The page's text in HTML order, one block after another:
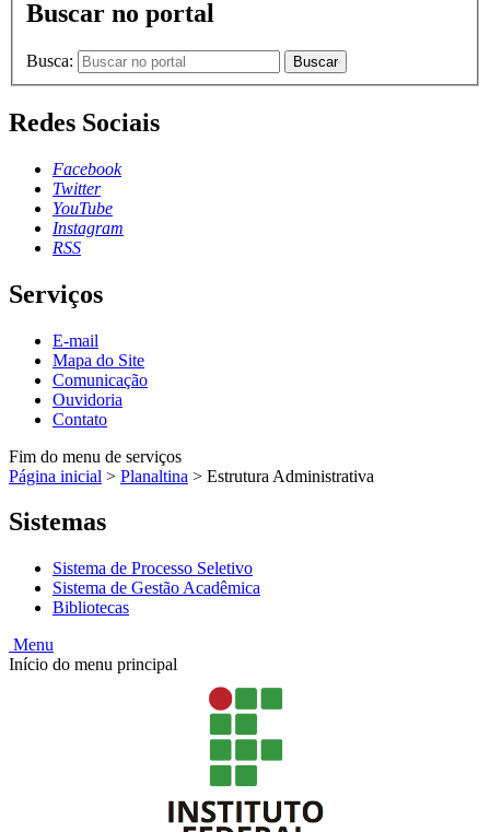
Buscar no portal
Busca: Buscar
Redes Sociais
Facebook
Twitter
YouTube
Instagram
RSS
Serviços
E-mail
Mapa do Site
Comunicação
Ouvidoria
Contato
Fim do menu de serviços
Página inicial > Planaltina > Estrutura Administrativa
Sistemas
Sistema de Processo Seletivo
Sistema de Gestão Acadêmica
Bibliotecas
Menu
Início do menu principal